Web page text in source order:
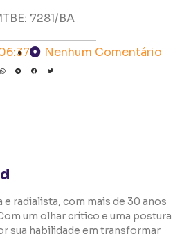
7281/BA
Nenhum Comentário
radialista, com mais de 30 anos
um olhar crítico e uma postura
sua habilidade em transformar